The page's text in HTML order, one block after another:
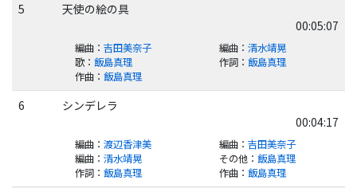
5
天使の絵の具
00:05:07
編曲： 吉田美奈子 編曲： 清水靖晃
歌： 飯島真理 作詞： 飯島真理
作曲： 飯島真理
6
シンデレラ
00:04:17
編曲： 渡辺香津美 編曲： 吉田美奈子
編曲： 清水靖晃 その他： 飯島真理
作詞： 飯島真理 作曲： 飯島真理